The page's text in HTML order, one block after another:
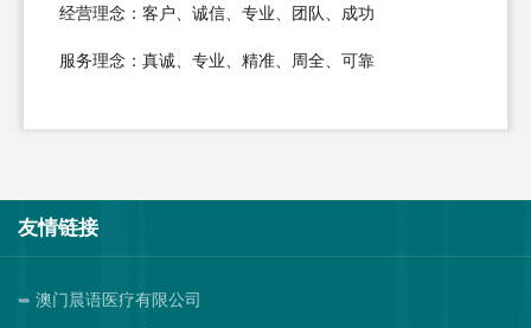
经营理念：客户、诚信、专业、团队、成功
服务理念：真诚、专业、精准、周全、可靠
友情链接
澳门晨语医疗有限公司